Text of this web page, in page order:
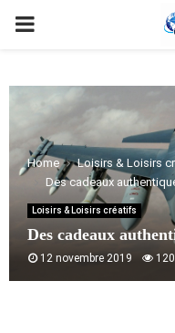
PRIMARY
Home
Loisirs & Loisirs
Des cadeaux
Loisirs & Loisirs créatifs
Des cadeaux
12 novembre 2019